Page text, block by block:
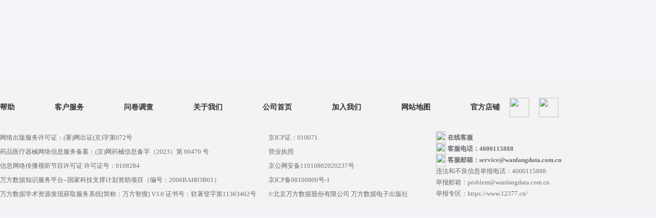
帮助 客户服务 问卷调查 关于我们 公司首页 加入我们 网站地图 官方店铺
网络出版服务许可证：(署)网出证(京)字第072号
药品医疗器械网络信息服务备案：(京)网药械信息备字（2023）第 00470 号
信息网络传播视听节目许可证 许可证号：0108284
万方数据知识服务平台--国家科技支撑计划资助项目（编号：2006BAH03B01）
万方数据学术资源发现获取服务系统[简称：万方智搜] V3.0 证书号：软著登字第11363462号
京ICP证：010071
营业执照
京公网安备11010802020237号
京ICP备08100800号-1
©北京万方数据股份有限公司 万方数据电子出版社
在线客服
客服电话：4000115888
客服邮箱：service@wanfangdata.com.cn
违法和不良信息举报电话：4000115888
举报邮箱：problem@wanfangdata.com.cn
举报专区：https://www.12377.cn/